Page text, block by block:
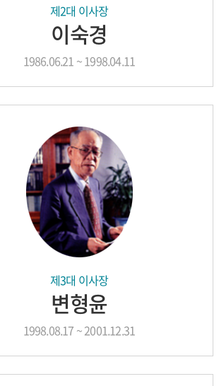
제2대 이사장
이숙경
1986.06.21 ~ 1998.04.11
제3대 이사장
변형윤
1998.08.17 ~ 2001.12.31